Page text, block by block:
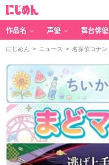
作品名 声優 舞台俳優
にじめん > ニュース > 名探偵コナン